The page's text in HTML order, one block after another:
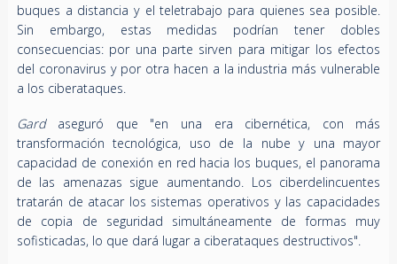
buques a distancia y el teletrabajo para quienes sea posible.
Sin embargo, estas medidas podrían tener dobles
consecuencias: por una parte sirven para mitigar los efectos
del coronavirus y por otra hacen a la industria más vulnerable
a los ciberataques.
Gardaseguró que "en una era cibernética, con más
transformación tecnológica, uso de la nube y una mayor
capacidad de conexión en red hacia los buques, el panorama
de las amenazas sigue aumentando. Los ciberdelincuentes
tratarán de atacar los sistemas operativos y las capacidades
de copia de seguridad simultáneamente de formas muy
sofisticadas, lo que dará lugar a ciberataques destructivos".